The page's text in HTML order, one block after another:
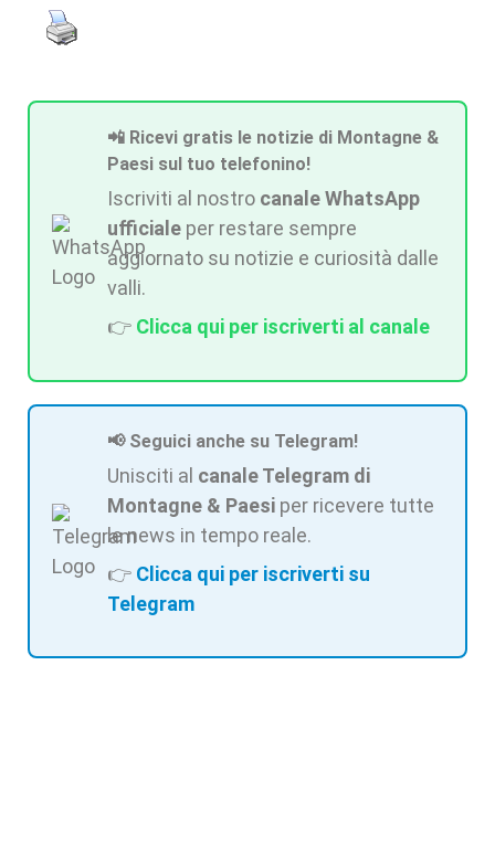
📲 Ricevi gratis le notizie di Montagne &
Paesi sul tuo telefonino!
Iscriviti al nostro canale WhatsApp
ufficiale per restare sempre
aggiornato su notizie e curiosità dalle
valli.
👉 Clicca qui per iscriverti al canale
📢 Seguici anche su Telegram!
Unisciti al canale Telegram di
Montagne & Paesi per ricevere tutte
le news in tempo reale.
👉 Clicca qui per iscriverti su
Telegram